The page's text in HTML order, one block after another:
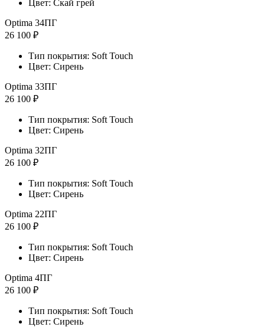
Цвет: Скай грей
Optima 34ПГ
26 100 ₽
Тип покрытия: Soft Touch
Цвет: Сирень
Optima 33ПГ
26 100 ₽
Тип покрытия: Soft Touch
Цвет: Сирень
Optima 32ПГ
26 100 ₽
Тип покрытия: Soft Touch
Цвет: Сирень
Optima 22ПГ
26 100 ₽
Тип покрытия: Soft Touch
Цвет: Сирень
Optima 4ПГ
26 100 ₽
Тип покрытия: Soft Touch
Цвет: Сирень